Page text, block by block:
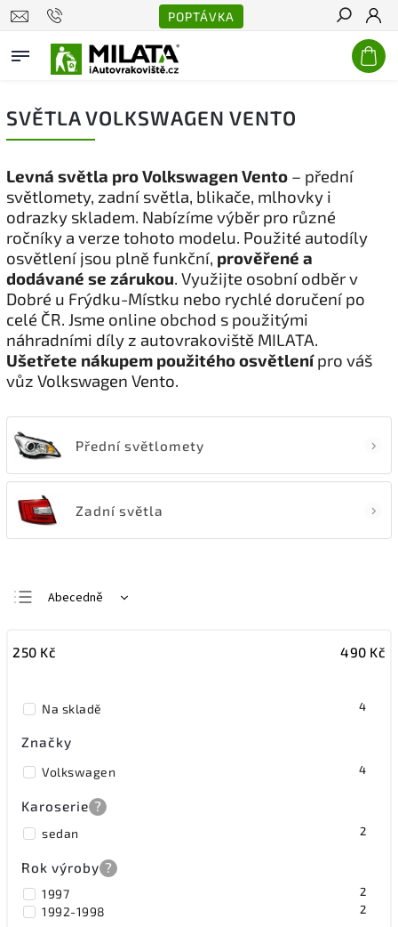
POPTÁVKA
Hledat
SVĚTLA VOLKSWAGEN VENTO
Levná světla pro Volkswagen Vento – přední
světlomety, zadní světla, blikače, mlhovky i
odrazky skladem. Nabízíme výběr pro různé
ročníky a verze tohoto modelu. Použité autodíly
osvětlení jsou plně funkční, prověřené a
dodávané se zárukou. Využijte osobní odběr v
Dobré u Frýdku-Místku nebo rychlé doručení po
celé ČR. Jsme online obchod s použitými
náhradními díly z autovrakoviště MILATA.
Ušetřete nákupem použitého osvětlenípro váš
vůz Volkswagen Vento.
Přední světlomety
Zadní světla
Abecedně
Nejdražší
250 Kč 490 Kč
Na skladě 4
Značky
Volkswagen 4
Karoserie ?
sedan 2
Rok výroby ?
1997 2
1992-1998 2